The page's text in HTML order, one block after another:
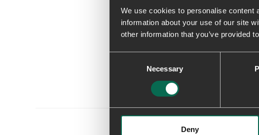
We use cookies to personalise content
information about your use of our site
other information that you’ve provided
Necessary
Deny